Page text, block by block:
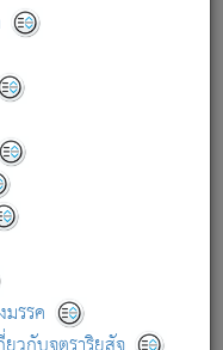
รรค
งข้อมูลให้ถูกต้องมากที่สุด
ที่มีการพิมพ์ครั้งล่าสุด
งข้อผิดพลาด / แนะนำ